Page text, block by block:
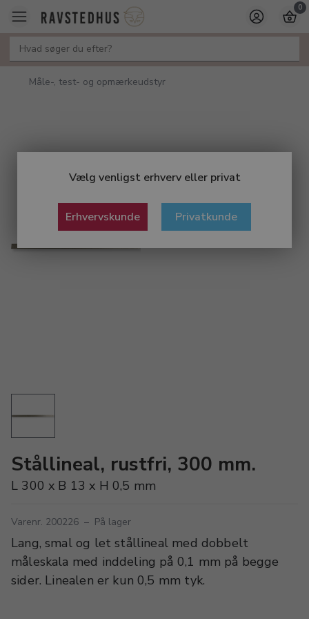
Vælg venligst erhverv eller privat
Erhvervskunde Privatkunde
0
Måle-, test- og opmærkeudstyr
Stållineal, rustfri, 300 mm.
L 300 x B 13 x H 0,5 mm
Varenr. 200226 – På lager
Lang, smal og let stållineal med dobbelt
måleskala med inddeling på 0,1 mm på begge
sider. Linealen er kun 0,5 mm tyk.